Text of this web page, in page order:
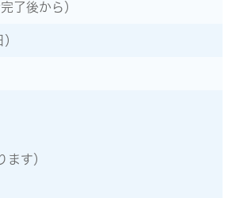
後から）
す）